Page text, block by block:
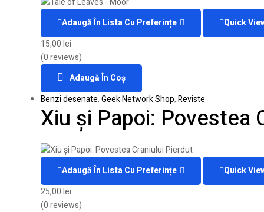
Adaugă În Lista Cu Preferințe
Quick
15,00lei
(0 reviews)
Adaugă În Coș
Benzi desenate,Geek Network Shop,Reviste
Xiu și Papoi: Povestea
Adaugă În Lista Cu Preferințe
Quick
25,00lei
(0 reviews)